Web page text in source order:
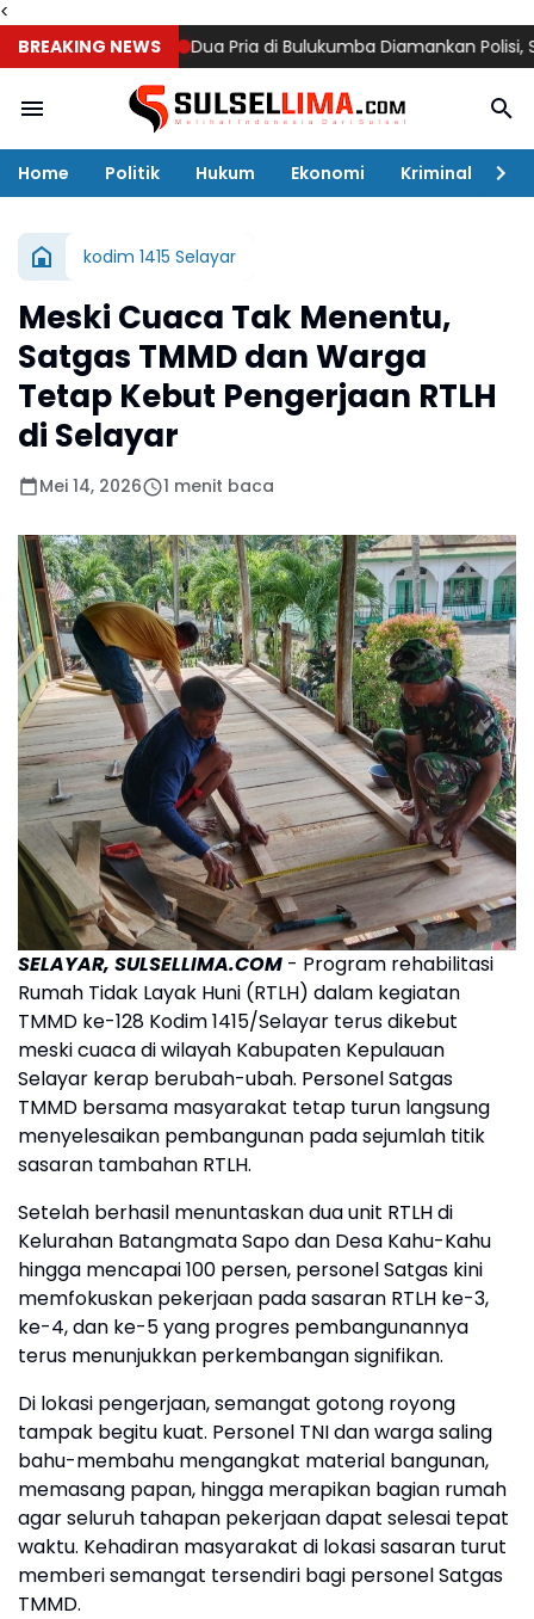
<
BREAKING NEWS
15 Hari Dua Pria di Bulukumba Diamankan Polisi, Sabu
Home Politik Hukum Ekonomi Kriminal
kodim 1415 Selayar
Meski Cuaca Tak Menentu,
Satgas TMMD dan Warga
Tetap Kebut Pengerjaan RTLH
di Selayar
Mei 14, 2026 1 menit baca
SELAYAR, SULSELLIMA.COM - Program rehabilitasi
Rumah Tidak Layak Huni (RTLH) dalam kegiatan
TMMD ke-128 Kodim 1415/Selayar terus dikebut
meski cuaca di wilayah Kabupaten Kepulauan
Selayar kerap berubah-ubah. Personel Satgas
TMMD bersama masyarakat tetap turun langsung
menyelesaikan pembangunan pada sejumlah titik
sasaran tambahan RTLH.
Setelah berhasil menuntaskan dua unit RTLH di
Kelurahan Batangmata Sapo dan Desa Kahu-Kahu
hingga mencapai 100 persen, personel Satgas kini
memfokuskan pekerjaan pada sasaran RTLH ke-3,
ke-4, dan ke-5 yang progres pembangunannya
terus menunjukkan perkembangan signifikan.
Di lokasi pengerjaan, semangat gotong royong
tampak begitu kuat. Personel TNI dan warga saling
bahu-membahu mengangkat material bangunan,
memasang papan, hingga merapikan bagian rumah
agar seluruh tahapan pekerjaan dapat selesai tepat
waktu. Kehadiran masyarakat di lokasi sasaran turut
memberi semangat tersendiri bagi personel Satgas
TMMD.